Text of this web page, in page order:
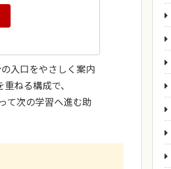
入口をやさしく案内
ねる構成で、
て次の学習へ進む助